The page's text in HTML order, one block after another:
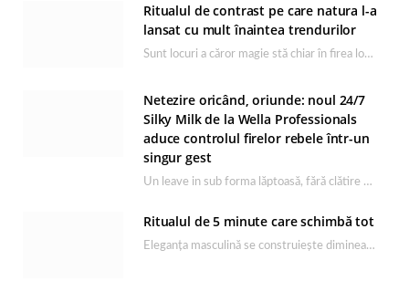
Ritualul de contrast pe care natura l-a
lansat cu mult înaintea trendurilor
Sunt locuri a căror magie stă chiar în firea lor naturală, iar Lacul Ursu din…
Netezire oricând, oriunde: noul 24/7
Silky Milk de la Wella Professionals
aduce controlul firelor rebele într-un
singur gest
Un leave in sub forma lăptoasă, fără clătire care completează rutina Ultimate Smooth și transformă…
Ritualul de 5 minute care schimbă tot
Eleganța masculină se construiește dimineața, în câteva minute și cu produsele potrivite. O rutină de…